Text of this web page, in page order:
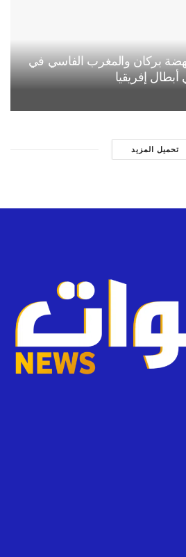
بركان والمغرب الفاسي في
أبطال إفريقيا
تحميل المزيد